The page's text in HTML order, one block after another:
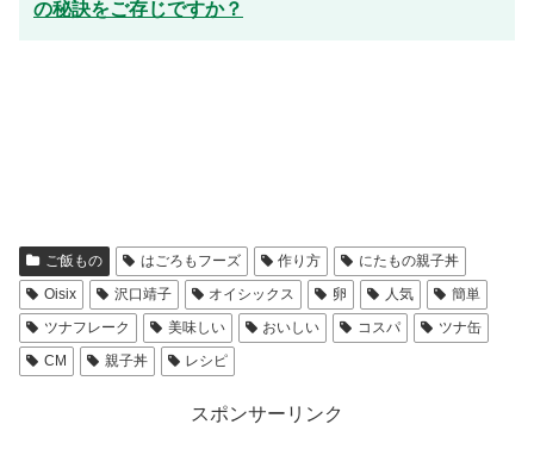
の秘訣をご存じですか？
ご飯もの はごろもフーズ 作り方
にたもの親子丼
Oisix
沢口靖子 オイシックス 卵 人気
簡単
ツナフレーク
美味しい おいしい コスパ
ツナ缶
CM
親子丼 レシピ
スポンサーリンク